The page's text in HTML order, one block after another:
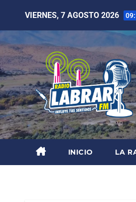
VIERNES, 7 AGOSTO 2026
INICIO LA